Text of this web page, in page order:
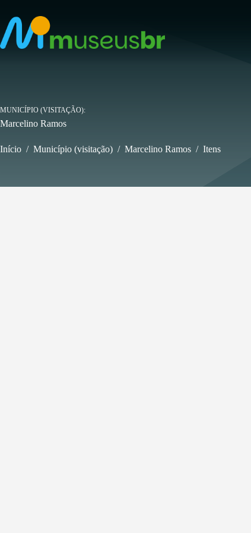
para
conteúdo
MUNICÍPIO (VISITAÇÃO)
Marcelino Ramos
Início / Município (visitação) / Marcelino Ramos / Itens